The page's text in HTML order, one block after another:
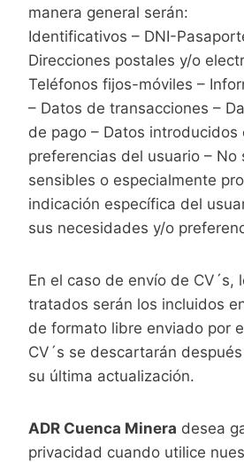
manera general serán:
Identificativos – DNI-
Direcciones postales y/o
Teléfonos fijos-móviles –
– Datos de transacciones –
de pago – Datos introducidos
preferencias del usuario –
sensibles o especialmente
indicación específica del
sus necesidades y/o
En el caso de envío de CV´s,
tratados serán los incluidos
de formato libre enviado por
CV´s se descartarán
su última actualización.
ADR Cuenca Minera desea
privacidad cuando utilice